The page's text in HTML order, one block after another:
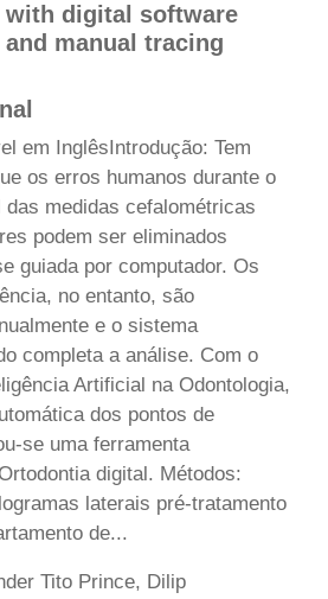
with digital software
and manual tracing
em Inglês Introdução: Tem
os erros humanos durante o
das medidas cefalométricas
podem ser eliminados
guiada por computador. Os
no entanto, são
e o sistema
completa a análise. Com o
Artificial na Odontologia,
dos pontos de
se uma ferramenta
digital. Métodos:
laterais pré-tratamento
de...
Tito Prince, Dilip